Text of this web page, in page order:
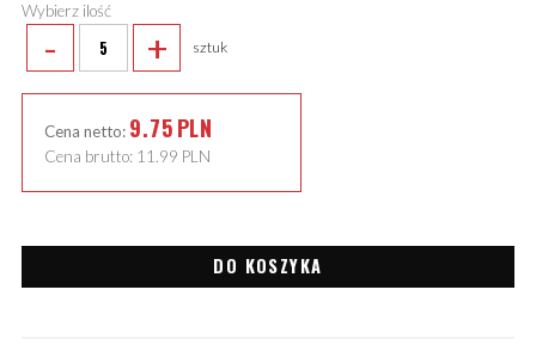
Wybierz ilość
- + sztuk
Cena netto: 9.75PLN
Cena brutto: 11.99 PLN
DO KOSZYKA